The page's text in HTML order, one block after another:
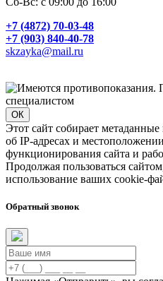
+7 (4872) 70-03-48
+7 (903) 840-40-78
skzayka@mail.ru
ОК
Этот сайт собирает
об IP-адресах и
функционирования сайта и
Продолжая пользоваться
использование ваших cookie-
Обратный звонок